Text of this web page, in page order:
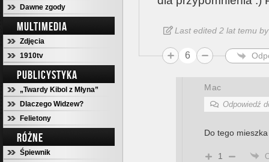
Dawne zgody
MULTIMEDIA
Zdjęcia
1910tv
PUBLICYSTYKA
„Twardy Kibol z Młyna”
Dlaczego Widzew?
Felietony
RÓŻNE
Śpiewnik
Last edited 2 lat temu
6
Mac
Odpowiedź
Do tego
1